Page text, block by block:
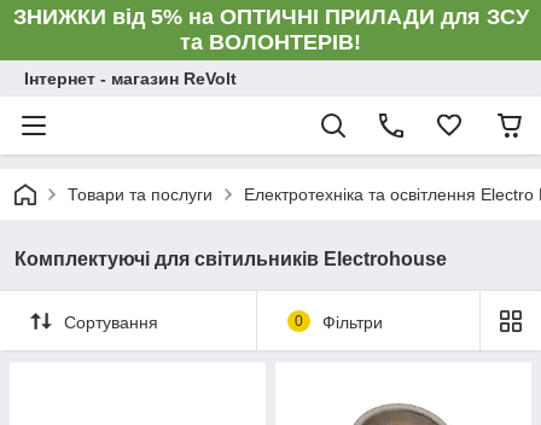
ЗНИЖКИ від 5% на ОПТИЧНІ ПРИЛАДИ для ЗСУ
та ВОЛОНТЕРІВ!
Інтернет - магазин ReVolt
Товари та послуги Електротехніка та освітлення
Комплектуючі для світильників Electrohouse
Сортування 0 Фільтри